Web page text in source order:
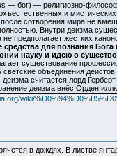
— бог) — религиозно-
и
после сотворения мира не
Внутри деизма
не предполагает жестких
для познания Бога
науку и идею о
существование
объединения
деизма считается лорд
деизма внёс Орден
wiki/
в дождях. В листве